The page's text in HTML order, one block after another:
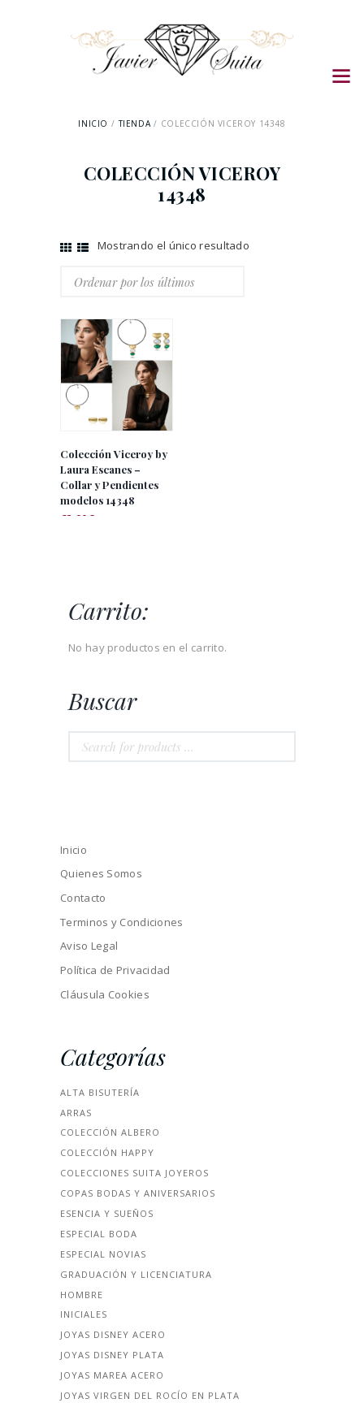
INICIO TIENDA COLECCIÓN VICEROY 14348
COLECCIÓN VICEROY
14348
Mostrando el único resultado
Colección Viceroy by
Laura Escanes –
Collar y Pendientes
modelos 14348
62.00 €
Carrito:
No hay productos en el carrito.
Buscar
Inicio
Quienes Somos
Contacto
Terminos y Condiciones
Aviso Legal
Política de Privacidad
Cláusula Cookies
Categorías
ALTA BISUTERÍA
ARRAS
COLECCIÓN ALBERO
COLECCIÓN HAPPY
COLECCIONES SUITA JOYEROS
COPAS BODAS Y ANIVERSARIOS
ESENCIA Y SUEÑOS
ESPECIAL BODA
ESPECIAL NOVIAS
GRADUACIÓN Y LICENCIATURA
HOMBRE
INICIALES
JOYAS DISNEY ACERO
JOYAS DISNEY PLATA
JOYAS MAREA ACERO
JOYAS VIRGEN DEL ROCÍO EN PLATA